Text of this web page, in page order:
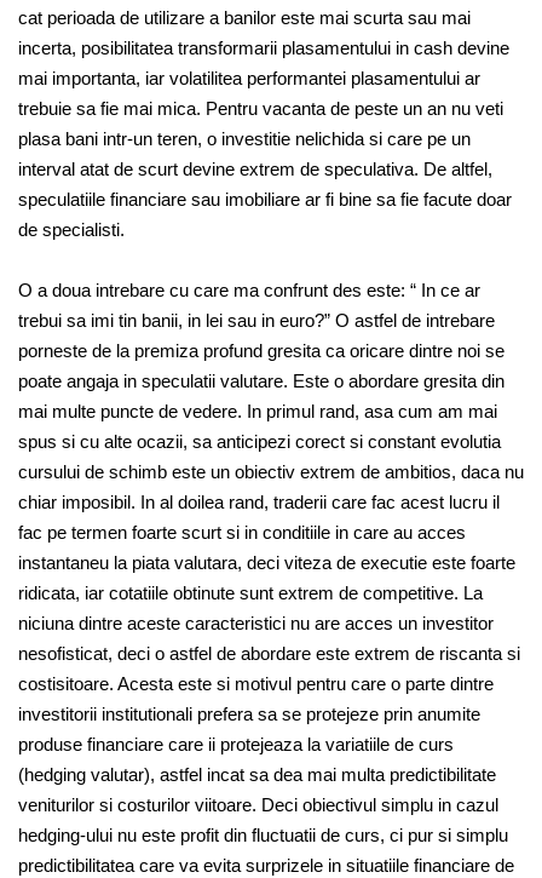
cat perioada de utilizare a banilor este mai scurta sau mai
incerta, posibilitatea transformarii plasamentului in cash devine
mai importanta, iar volatilitea performantei plasamentului ar
trebuie sa fie mai mica. Pentru vacanta de peste un an nu veti
plasa bani intr-un teren, o investitie nelichida si care pe un
interval atat de scurt devine extrem de speculativa. De altfel,
speculatiile financiare sau imobiliare ar fi bine sa fie facute doar
de specialisti.
O a doua intrebare cu care ma confrunt des este: “ In ce ar
trebui sa imi tin banii, in lei sau in euro?” O astfel de intrebare
porneste de la premiza profund gresita ca oricare dintre noi se
poate angaja in speculatii valutare. Este o abordare gresita din
mai multe puncte de vedere. In primul rand, asa cum am mai
spus si cu alte ocazii, sa anticipezi corect si constant evolutia
cursului de schimb este un obiectiv extrem de ambitios, daca nu
chiar imposibil. In al doilea rand, traderii care fac acest lucru il
fac pe termen foarte scurt si in conditiile in care au acces
instantaneu la piata valutara, deci viteza de executie este foarte
ridicata, iar cotatiile obtinute sunt extrem de competitive. La
niciuna dintre aceste caracteristici nu are acces un investitor
nesofisticat, deci o astfel de abordare este extrem de riscanta si
costisitoare. Acesta este si motivul pentru care o parte dintre
investitorii institutionali prefera sa se protejeze prin anumite
produse financiare care ii protejeaza la variatiile de curs
(hedging valutar), astfel incat sa dea mai multa predictibilitate
veniturilor si costurilor viitoare. Deci obiectivul simplu in cazul
hedging-ului nu este profit din fluctuatii de curs, ci pur si simplu
predictibilitatea care va evita surprizele in situatiile financiare de